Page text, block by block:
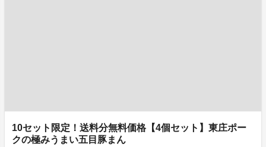
10セット限定！送料分無料価格【4個セット】東庄ポー
クの極みうまい五目豚まん